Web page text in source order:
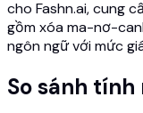
cho Fashn.ai, cung
gồm xóa ma-nơ-
ngôn ngữ với mức
So sánh tính